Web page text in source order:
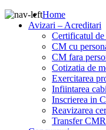
Home
Avizari – Acreditari
Certificatul
CM cu
CM fara
Cotizatia de
Exercitarea
Infiintarea
Inscrierea in
Reavizarea
Transfer